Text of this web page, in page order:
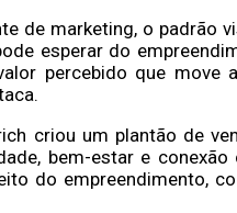
de marketing, o padrão
esperar do
percebido que
criou um plantão de
bem-estar e
do empreendimento,